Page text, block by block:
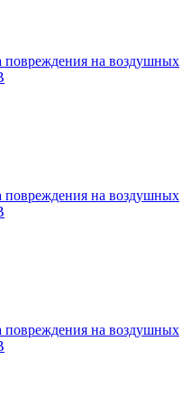
повреждения на воздушных
повреждения на воздушных
повреждения на воздушных